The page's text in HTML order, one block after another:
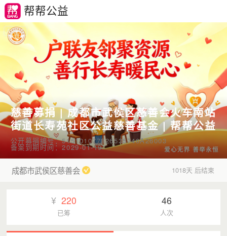
帮帮公益
慈善募捐 | 成都市武侯区慈善会火车南站
街道长寿苑社区公益慈善基金 | 帮帮公益
公开募捐编号：515101077826535740A26003
备案到期时间：2029-01-19
成都市武侯区慈善会 1018天 后结束
¥ 220
已筹
46
人次